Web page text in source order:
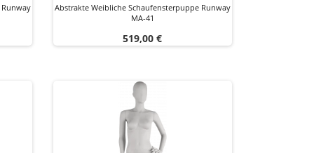
Abstrakte Weibliche Schaufensterpuppe Runway
MA-41
Preis
519,00 €